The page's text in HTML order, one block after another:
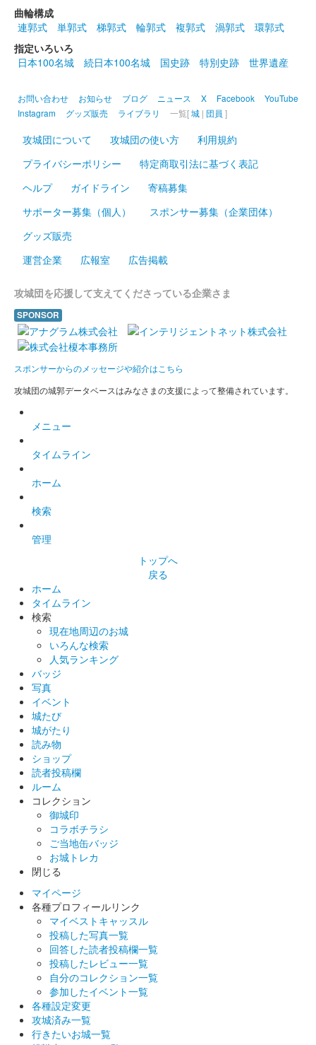
御城印。家紋は金色で押印されている。
上田城 御城印 登久姫戦国文字版 金文字
販売終了
登久姫氏による直筆の御城印。
上田城 御城印 新春金文字版
販売終了
元旦のみ、日付が元旦表記で、それ以外の日は通常の日付が書か
れている。
販売終了
上田城 御城印 令和五年 冬バージョン
販売終了
上田城 御城印
販売終了
上田城 御城印
販売終了
令和5年秋版からもみじスタンプの色が変更になっている。
上田城 御城印
上田城 御城印
上田城 御城印
販売終了
登久姫氏による直筆の御城印。
上田城 御城印
販売終了
上田城 御城印 令和5年秋版
販売終了
上田城 御城印 令和5年秋版（家紋赤)
販売終了
販売初日から数日間のみ発売されていた家紋のスタンプの色が赤
曲輪構成
連郭式
単郭式 梯郭式 輪郭式 複郭式 渦郭式
環郭式
指定いろいろ
日本100名城
続日本100名城 国史跡 特別史跡 世界遺産
お問い合わせ お知らせ ブログ ニュース X Facebook
YouTube
Instagram
グッズ販売 ライブラリ 一覧[城 | 団員 ]
攻城団について 攻城団の使い方
利用規約
プライバシーポリシー
特定商取引法に基づく表記
ヘルプ
ガイドライン
寄稿募集
サポーター募集（個人）
スポンサー募集（企業団体）
グッズ販売
運営企業
広報室 広告掲載
攻城団を応援して支えてくださっている企業さま
SPONSOR
スポンサーからのメッセージや紹介はこちら
攻城団の城郭データベースはみなさまの支援によって整備されています。
メニュー
タイムライン
ホーム
検索
管理
トップへ
戻る
ホーム
タイムライン
検索
現在地周辺のお城
いろんな検索
人気ランキング
バッジ
写真
イベント
城たび
城がたり
読み物
ショップ
読者投稿欄
ルーム
コレクション
御城印
コラボチラシ
ご当地缶バッジ
お城トレカ
閉じる
マイページ
各種プロフィールリンク
マイベストキャッスル
投稿した写真一覧
回答した読者投稿欄一覧
投稿したレビュー一覧
自分のコレクション一覧
参加したイベント一覧
各種設定変更
攻城済み一覧
行きたいお城一覧